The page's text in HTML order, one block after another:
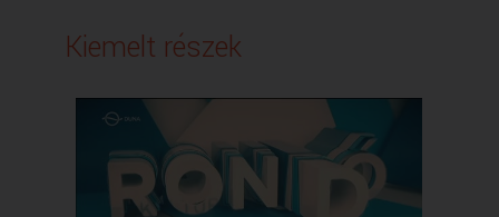
zenetörténeti kutatásait, hangfelvételek készítésével,
Rondó nemzetiségi magazin – Duna – március 18.
Kiemelt részek